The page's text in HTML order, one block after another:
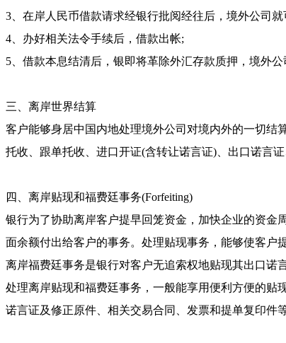
3、在岸人民币借款请求经银行批阅经往后，境外公司
4、办好相关法令手续后，借款出帐;
5、借款本息结清后，银即将革除外汇存款质押，境外公
三、离岸世界结算
客户能够身居中国内地处理境外公司对境内外的一切结
托收、跟单托收、进口开证(含转让诺言证)、出口诺言
四、离岸贴现和福费廷事务(Forfeiting)
银行为了协助离岸客户提早回笼资金，加快企业的资金
面余额付出给客户的事务。处理贴现事务，能够使客户
离岸福费廷事务是银行对客户无追索权地贴现其出口诺
处理离岸贴现和福费廷事务，一般能享用便利方便的贴
诺言证及修正原件、相关交易合同、发票和提单复印件